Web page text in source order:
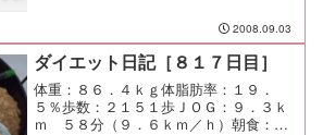
2008.09.03
ダイエット日記［８１７日目］
体重：８６．４ｋｇ体脂肪率：１９．
５％歩数：２１５１歩ＪＯＧ：９．３ｋ
ｍ ５８分（９．６ｋｍ／ｈ）朝食：バ